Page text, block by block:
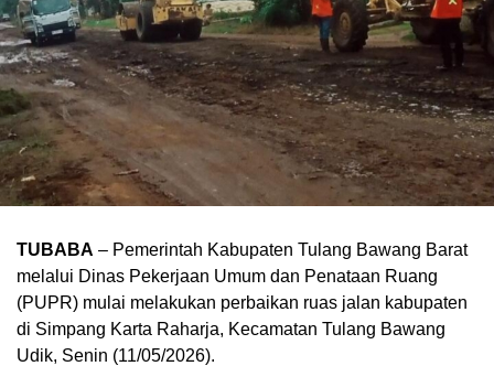
TUBABA – Pemerintah Kabupaten Tulang Bawang Barat
melalui Dinas Pekerjaan Umum dan Penataan Ruang
(PUPR) mulai melakukan perbaikan ruas jalan kabupaten
di Simpang Karta Raharja, Kecamatan Tulang Bawang
Udik, Senin (11/05/2026).